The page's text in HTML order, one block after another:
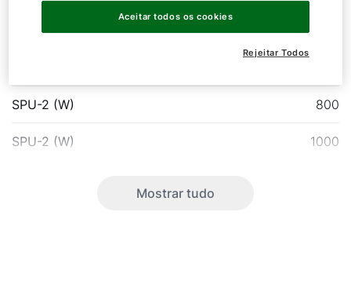
SPU-1
SPU-2 (W) 800
SPU-2 (W) 1000
Mostrar tudo
Rejeitar Todos
Aceitar todos os cookies